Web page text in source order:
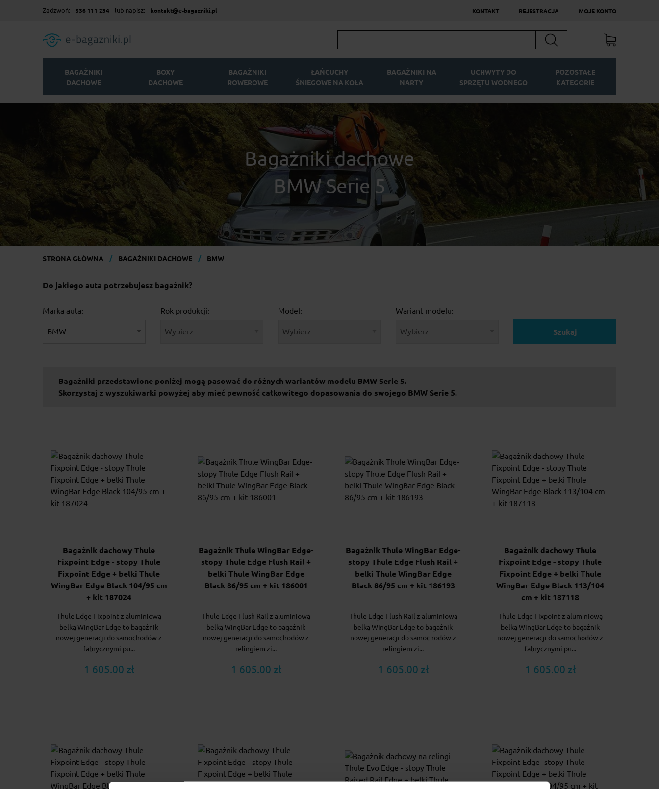
Zadzwoń: 536 111 234 lub napisz: kontakt@e-bagazniki.pl KONTAKT REJESTRACJA MOJE KONTO
Szukaj
BAGAŻNIKI
DACHOWE
BOXY
DACHOWE
BAGAŻNIKI
ROWEROWE
ŁAŃCUCHY
ŚNIEGOWE NA KOŁA
BAGAŻNIKI NA
NARTY
UCHWYTY DO
SPRZĘTU WODNEGO
POZOSTAŁE
KATEGORIE
Bagażniki dachowe
BMW Serie 5
STRONA GŁÓWNA BAGAŻNIKI DACHOWE BMW
Do jakiego auta potrzebujesz bagażnik?
Marka auta: Rok produkcji: Model: Wariant modelu:
Szukaj
Bagażniki przedstawione poniżej mogą pasować do różnych wariantów modelu BMW Serie 5.
Skorzystaj z wyszukiwarki powyżej aby mieć pewność całkowitego dopasowania do swojego BMW Serie 5.
Bagażnik dachowy Thule
Fixpoint Edge - stopy Thule
Fixpoint Edge + belki Thule
WingBar Edge Black 104/95 cm
+ kit 187024
Thule Edge Fixpoint z aluminiową
belką WingBar Edge to bagażnik
nowej generacji do samochodów z
fabrycznymi pu...
1 605.00 zł
Bagażnik Thule WingBar Edge-
stopy Thule Edge Flush Rail +
belki Thule WingBar Edge
Black 86/95 cm + kit 186001
Thule Edge Flush Rail z aluminiową
belką WingBar Edge to bagażnik
nowej generacji do samochodów z
relingiem zi...
1 605.00 zł
Bagażnik Thule WingBar Edge-
stopy Thule Edge Flush Rail +
belki Thule WingBar Edge
Black 86/95 cm + kit 186193
Thule Edge Flush Rail z aluminiową
belką WingBar Edge to bagażnik
nowej generacji do samochodów z
relingiem zi...
1 605.00 zł
Bagażnik dachowy Thule
Fixpoint Edge - stopy Thule
Fixpoint Edge + belki Thule
WingBar Edge Black 113/104
cm + kit 187118
Thule Edge Fixpoint z aluminiową
belką WingBar Edge to bagażnik
nowej generacji do samochodów z
fabrycznymi pu...
1 605.00 zł